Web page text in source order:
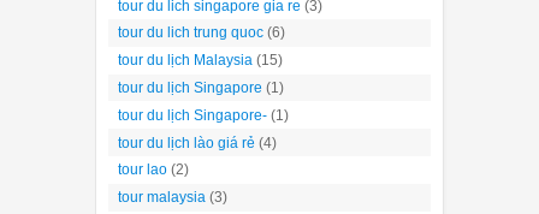
tour du lich singapore gia re (3)
tour du lich trung quoc (6)
tour du lịch Malaysia (15)
tour du lịch Singapore (1)
tour du lịch Singapore- (1)
tour du lịch lào giá rẻ (4)
tour lao (2)
tour malaysia (3)